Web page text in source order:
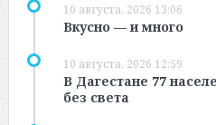
10 августа, 2026 13:06
Вкусно — и много
10 августа, 2026 12:59
В Дагестане 77
без света